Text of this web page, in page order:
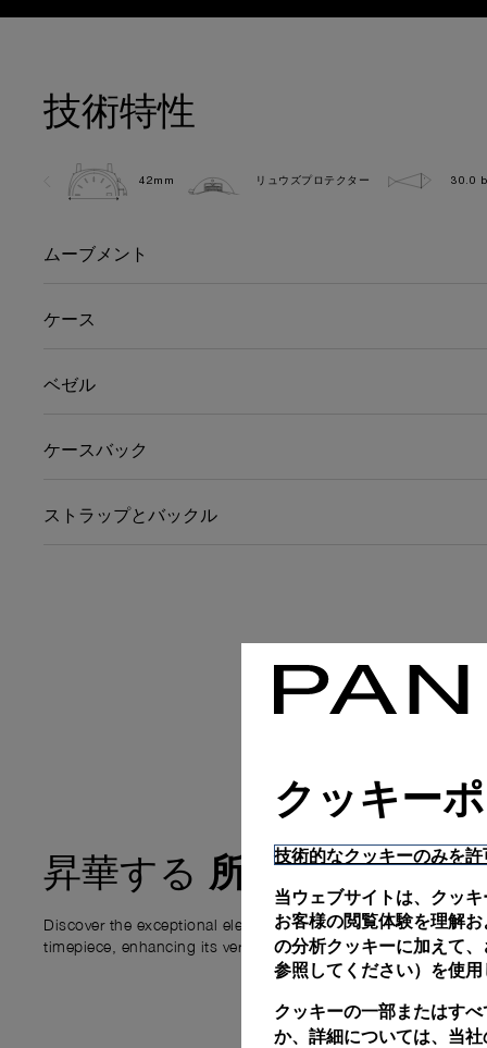
技術特性
42mm リュウズプロテクター 30.0
ムーブメント
ケース
ベゼル
ケースバック
ストラップとバックル
昇華する 所有体験
Discover the exceptional elements that accompany your new
timepiece, enhancing its versatility and your ownership
クッキー
技術的なクッキーのみを許
当ウェブサイトは、クッ
お客様の閲覧体験を理解
の分析クッキーに加えて、
参照してください）を使用
クッキーの一部またはす
か、詳細については、当社